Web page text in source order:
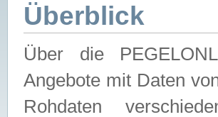
Überblick
Über die
Angebote mit Daten
Rohdaten